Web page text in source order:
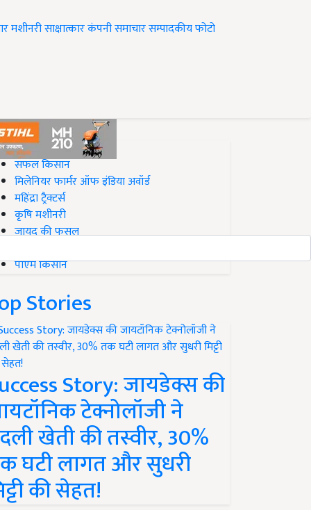
मशीनरीसाक्षात्कारकंपनी समाचारसम्पादकीयफोटो
on Krishi Jagran
सफल किसान
मिलेनियर फार्मर ऑफ इंडिया अवॉर्ड
महिंद्रा ट्रैक्टर्स
कृषि मशीनरी
जायद की फसल
पीएम किसान
Stories
Story: जायडेक्स की
टेक्नोलॉजी ने
खेती की तस्वीर, 30%
घटी लागत और सुधरी
की सेहत!